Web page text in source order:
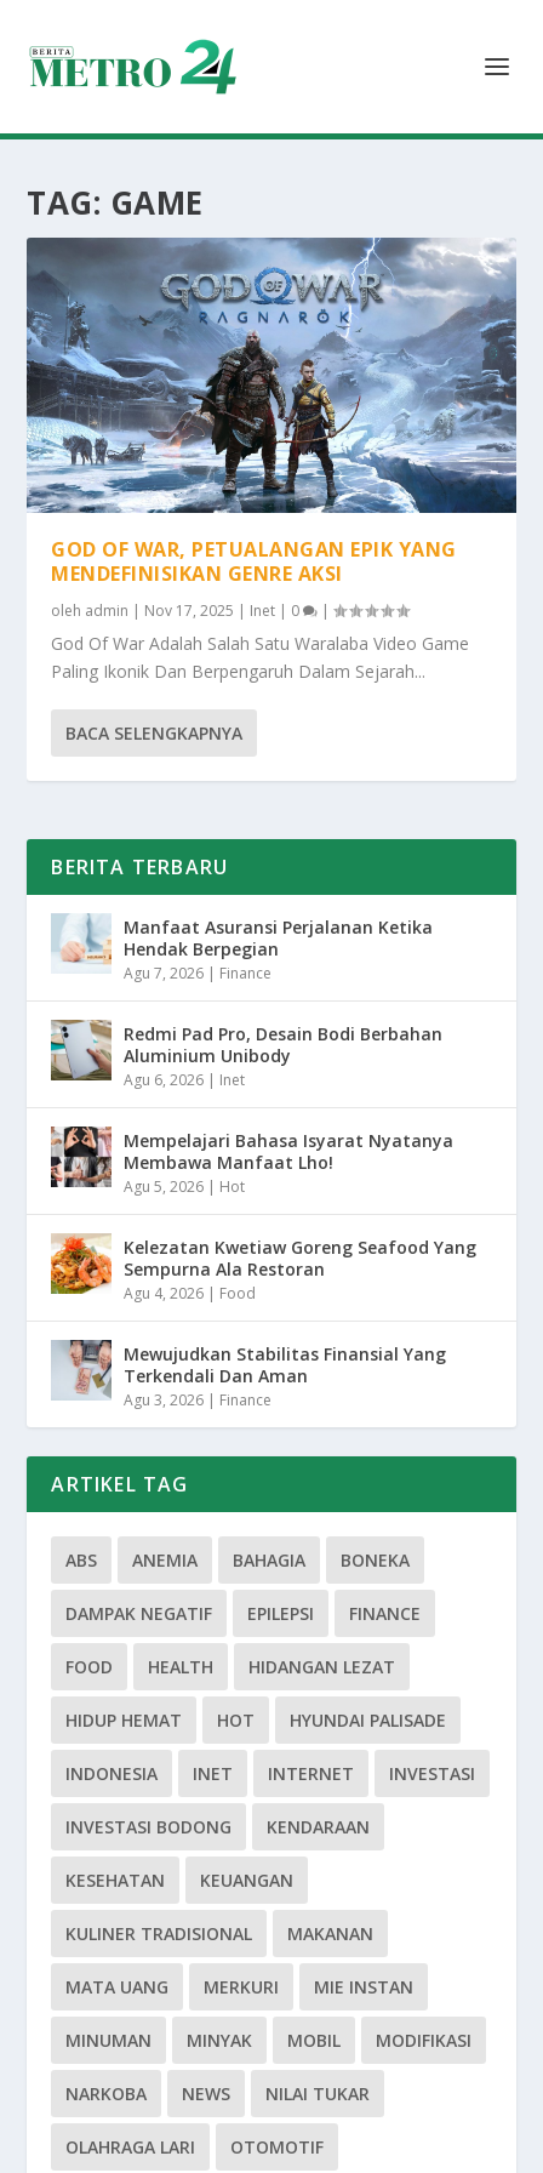
TAG: GAME
GOD OF WAR, PETUALANGAN EPIK YANG
MENDEFINISIKAN GENRE AKSI
oleh admin | Nov 17, 2025 | Inet | 0 |
God Of War Adalah Salah Satu Waralaba Video Game
Paling Ikonik Dan Berpengaruh Dalam Sejarah...
BACA SELENGKAPNYA
BERITA TERBARU
Manfaat Asuransi Perjalanan Ketika
Hendak Berpegian
Agu 7, 2026 | Finance
Redmi Pad Pro, Desain Bodi Berbahan
Aluminium Unibody
Agu 6, 2026 | Inet
Mempelajari Bahasa Isyarat Nyatanya
Membawa Manfaat Lho!
Agu 5, 2026 | Hot
Kelezatan Kwetiaw Goreng Seafood Yang
Sempurna Ala Restoran
Agu 4, 2026 | Food
Mewujudkan Stabilitas Finansial Yang
Terkendali Dan Aman
Agu 3, 2026 | Finance
ARTIKEL TAG
ABS ANEMIA BAHAGIA BONEKA
DAMPAK NEGATIF EPILEPSI FINANCE
FOOD HEALTH HIDANGAN LEZAT
HIDUP HEMAT HOT HYUNDAI PALISADE
INDONESIA INET INTERNET INVESTASI
INVESTASI BODONG KENDARAAN
KESEHATAN KEUANGAN
KULINER TRADISIONAL MAKANAN
MATA UANG MERKURI MIE INSTAN
MINUMAN MINYAK MOBIL MODIFIKASI
NARKOBA NEWS NILAI TUKAR
OLAHRAGA LARI OTOMOTIF